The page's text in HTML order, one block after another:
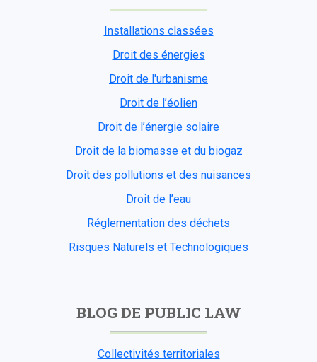
Installations classées
Droit des énergies
Droit de l'urbanisme
Droit de l’éolien
Droit de l’énergie solaire
Droit de la biomasse et du biogaz
Droit des pollutions et des nuisances
Droit de l’eau
Réglementation des déchets
Risques Naturels et Technologiques
BLOG DE PUBLIC LAW
Collectivités territoriales